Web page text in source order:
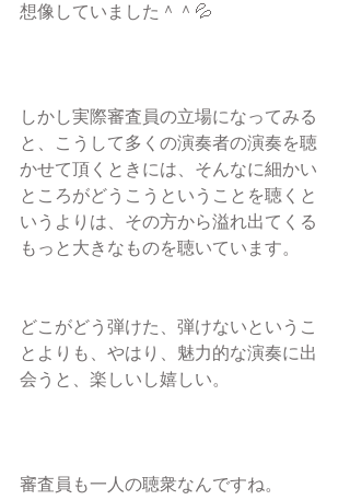
想像していました＾＾💦
しかし実際審査員の立場になってみる
と、こうして多くの演奏者の演奏を聴
かせて頂くときには、そんなに細かい
ところがどうこうということを聴くと
いうよりは、その方から溢れ出てくる
もっと大きなものを聴いています。
どこがどう弾けた、弾けないというこ
とよりも、やはり、魅力的な演奏に出
会うと、楽しいし嬉しい。
審査員も一人の聴衆なんですね。